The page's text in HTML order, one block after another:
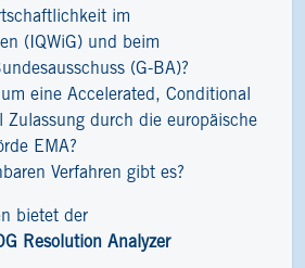
im
(IQWiG) und beim
(G-BA)?
eine Accelerated, Conditional
Zulassung durch die europäische
EMA?
Verfahren gibt es?
bietet der
Resolution Analyzer